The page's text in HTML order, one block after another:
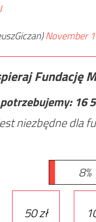
November
Fundację
16
niezbędne dla
8%
50 zł